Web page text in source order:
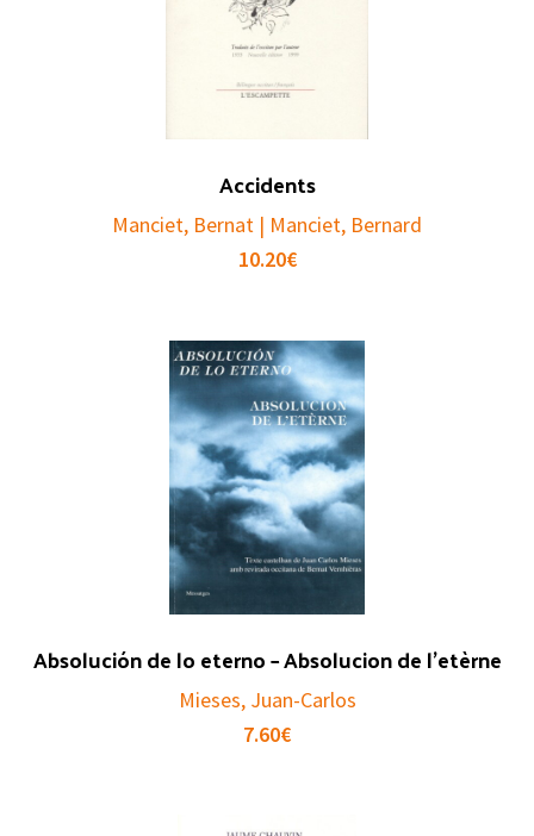
Accidents
Manciet, Bernat | Manciet, Bernard
10.20€
Absolución de lo eterno – Absolucion de l’etèrne
Mieses, Juan-Carlos
7.60€